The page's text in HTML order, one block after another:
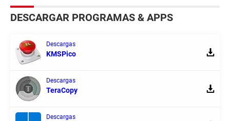
DESCARGAR PROGRAMAS & APPS
Descargas
KMSPico
Descargas
TeraCopy
Descargas